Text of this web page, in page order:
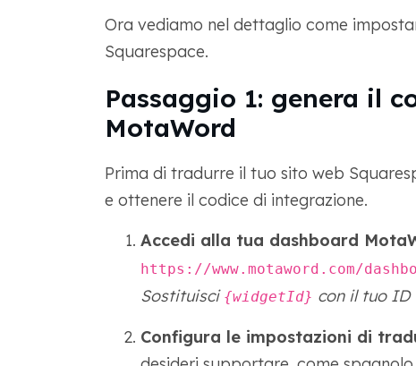
Ora vediamo nel dettaglio come
Squarespace.
Passaggio 1: genera il
MotaWord
Prima di tradurre il tuo sito web
e ottenere il codice di integrazione.
Accedi alla tua dashboard
https://www.motaword.com/
Sostituisci {widgetId} con il tuo
Configura le impostazioni di